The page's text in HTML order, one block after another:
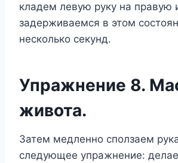
кладем левую руку на правую
задерживаемся в этом
несколько секунд.
Упражнение 8.
живота.
Затем медленно сползаем
следующее упражнение: